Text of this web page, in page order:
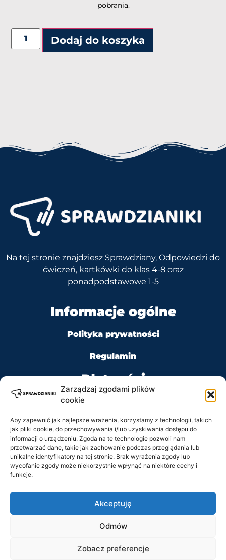
Zarządzaj zgodami plików
cookie
Aby zapewnić jak najlepsze wrażenia, korzystamy z technologii, takich
jak pliki cookie, do przechowywania i/lub uzyskiwania dostępu do
informacji o urządzeniu. Zgoda na te technologie pozwoli nam
przetwarzać dane, takie jak zachowanie podczas przeglądania lub
unikalne identyfikatory na tej stronie. Brak wyrażenia zgody lub
wycofanie zgody może niekorzystnie wpłynąć na niektóre cechy i
funkcje.
Akceptuję
Odmów
Zobacz preferencje
pobrania.
Dodaj do koszyka
Na tej stronie znajdziesz Sprawdziany, Odpowiedzi do
ćwiczeń, kartkówki do klas 4-8 oraz
ponadpodstawowe 1-5
Informacje ogólne
Polityka prywatności
Regulamin
Płatności
Kontakt
Tel: +48 728 484 484
wszelkie prawa zastrzeżone.
Regulamin